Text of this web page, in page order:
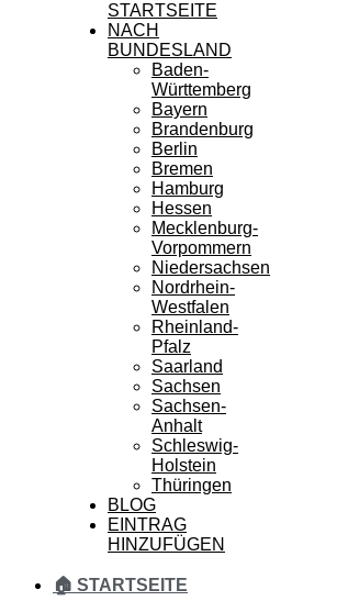
STARTSEITE
NACH
BUNDESLAND
Baden-
Württemberg
Bayern
Brandenburg
Berlin
Bremen
Hamburg
Hessen
Mecklenburg-
Vorpommern
Niedersachsen
Nordrhein-
Westfalen
Rheinland-
Pfalz
Saarland
Sachsen
Sachsen-
Anhalt
Schleswig-
Holstein
Thüringen
BLOG
EINTRAG
HINZUFÜGEN
🏠 STARTSEITE